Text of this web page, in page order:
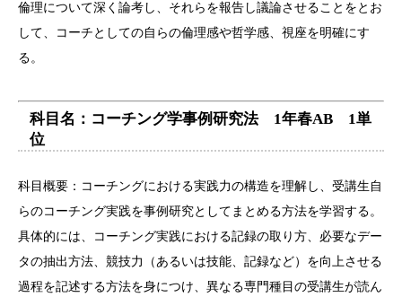
倫理について深く論考し、それらを報告し議論させることをとお
して、コーチとしての自らの倫理感や哲学感、視座を明確にす
る。
科目名：コーチング学事例研究法 1年春AB 1単
位
科目概要：コーチングにおける実践力の構造を理解し、受講生自
らのコーチング実践を事例研究としてまとめる方法を学習する。
具体的には、コーチング実践における記録の取り方、必要なデー
タの抽出方法、競技力（あるいは技能、記録など）を向上させる
過程を記述する方法を身につけ、異なる専門種目の受講生が読ん